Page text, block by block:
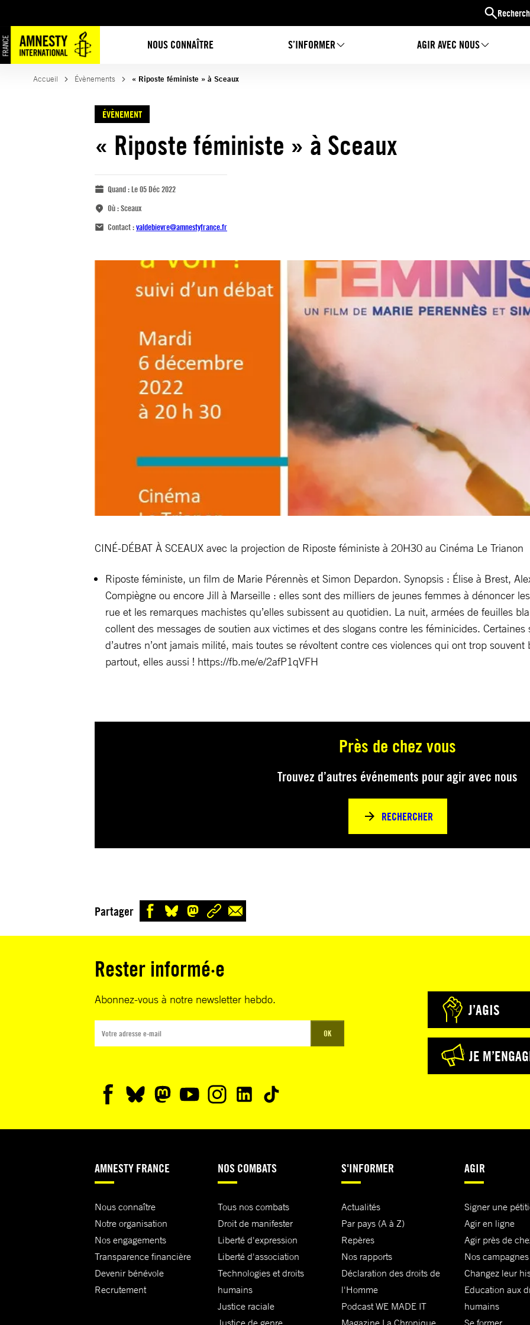
NOUS CONNAÎTRE S’INFORMER AGIR AVEC NOUS
Accueil Évènements « Riposte féministe » à Sceaux
ÉVÈNEMENT
« Riposte féministe » à Sceaux
Quand :Le 05 Déc 2022
Où :Sceaux
Contact :valdebievre@amnestyfrance.fr
CINÉ-DÉBAT À SCEAUX avec la projection de Riposte féministe à 20H30 au Cinéma Le Trianon
Riposte féministe, un film de Marie Pérennès et Simon Depardon. Synopsis : Élise à Brest,
Compiègne ou encore Jill à Marseille : elles sont des milliers de jeunes femmes à dénoncer
rue et les remarques machistes qu’elles subissent au quotidien. La nuit, armées de feuilles
collent des messages de soutien aux victimes et des slogans contre les féminicides.
d’autres n’ont jamais milité, mais toutes se révoltent contre ces violences qui ont trop
partout, elles aussi ! https://fb.me/e/2afP1qVFH
Près de chez vous
Trouvez d’autres événements pour agir avec nous
RECHERCHER
Partager
Rester informé·e
Abonnez-vous à notre newsletter hebdo.
OK
J’AGIS
JE
AMNESTY FRANCE
Nous connaître
Notre organisation
Nos engagements
Transparence financière
Devenir bénévole
Recrutement
NOS COMBATS
Tous nos combats
Droit de manifester
Liberté d'expression
Liberté d'association
Technologies et droits
humains
Justice raciale
Justice de genre
S'INFORMER
Actualités
Par pays (A à Z)
Repères
Nos rapports
Déclaration des droits de
l'Homme
Podcast WE MADE IT
Magazine La Chronique
AGIR
Signer une
Agir en ligne
Agir près de
Nos campagnes
Changez leur
Education aux
humains
Se former